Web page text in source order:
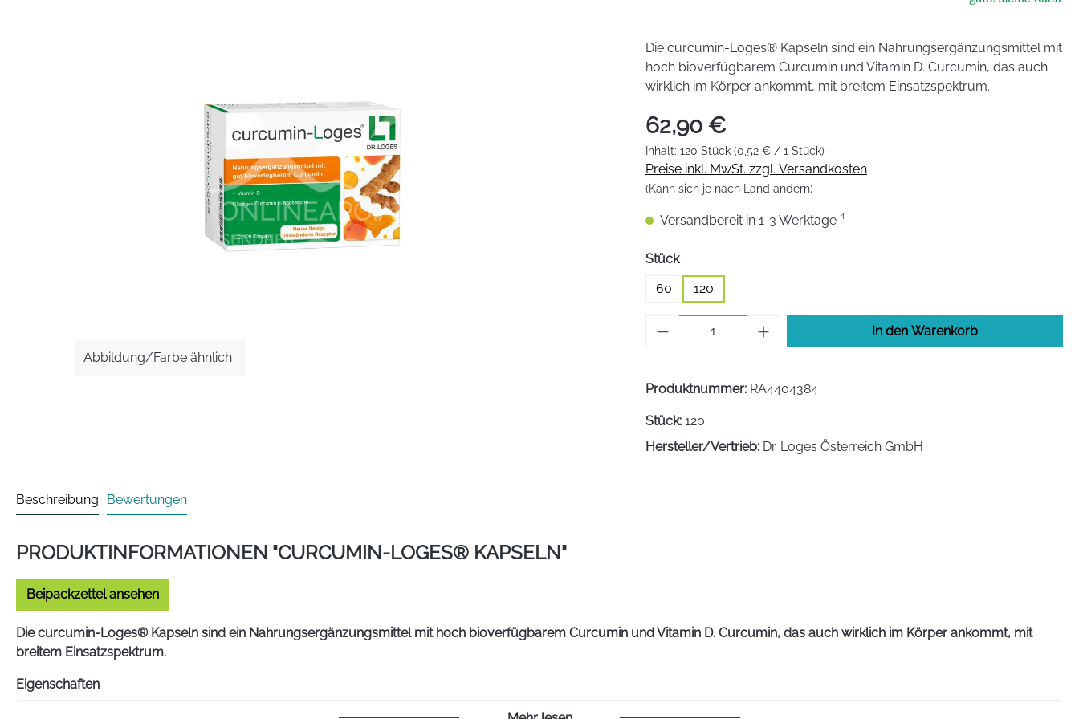
Abbildung/Farbe ähnlich
Die curcumin-Loges® Kapseln sind ein Nahrungsergänzungsmittel mit
hoch bioverfügbarem Curcumin und Vitamin D. Curcumin, das auch
wirklich im Körper ankommt, mit breitem Einsatzspektrum.
62,90 €
Inhalt: 120 Stück (0,52 € / 1 Stück)
Preise inkl. MwSt. zzgl. Versandkosten
(Kann sich je nach Land ändern)
Versandbereit in 1-3 Werktage ⁴
Stückauswählen
60
120
Produkt Anzahl: Gib den gewünschten Wert
In den Warenkorb
Produktnummer: RA4404384
Stück: 120
Hersteller/Vertrieb: Dr. Loges Österreich GmbH
Beschreibung Bewertungen
PRODUKTINFORMATIONEN "CURCUMIN-LOGES® KAPSELN"
Beipackzettel ansehen
Die curcumin-Loges® Kapseln sind ein Nahrungsergänzungsmittel mit hoch bioverfügbarem Curcumin und Vitamin D. Curcumin, das auch wirklich im Körper ankommt, mit
breitem Einsatzspektrum.
Eigenschaften
Herausragend: 677-fach erhöht nach 8h, 185-fach erhöht nach 24h im Vergleich zu herkömmlichem Curcumin